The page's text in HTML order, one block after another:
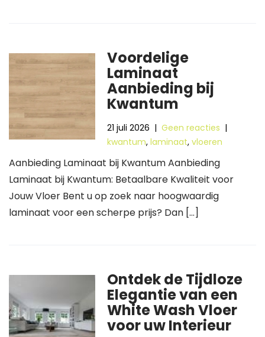
Voordelige
Laminaat
Aanbieding bij
Kwantum
21 juli 2026 |Geen reacties |
kwantum,laminaat,vloeren
Aanbieding Laminaat bij Kwantum Aanbieding
Laminaat bij Kwantum: Betaalbare Kwaliteit voor
Jouw Vloer Bent u op zoek naar hoogwaardig
laminaat voor een scherpe prijs? Dan […]
Ontdek de Tijdloze
Elegantie van een
White Wash Vloer
voor uw Interieur